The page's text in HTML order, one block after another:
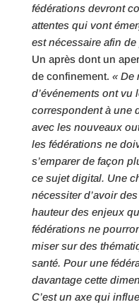
fédérations devront
attentes qui vont
est nécessaire afin de
Un après dont un
de confinement. « De
d’événements ont vu
correspondent à une
avec les nouveaux
les fédérations ne
s’emparer de façon
ce sujet digital. Une
nécessiter d’avoir
hauteur des enjeux
fédérations ne
miser sur des
santé. Pour une
davantage cette
C’est un axe qui